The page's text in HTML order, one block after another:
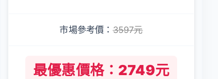
市場參考價：3597元
最優惠價格：2749元